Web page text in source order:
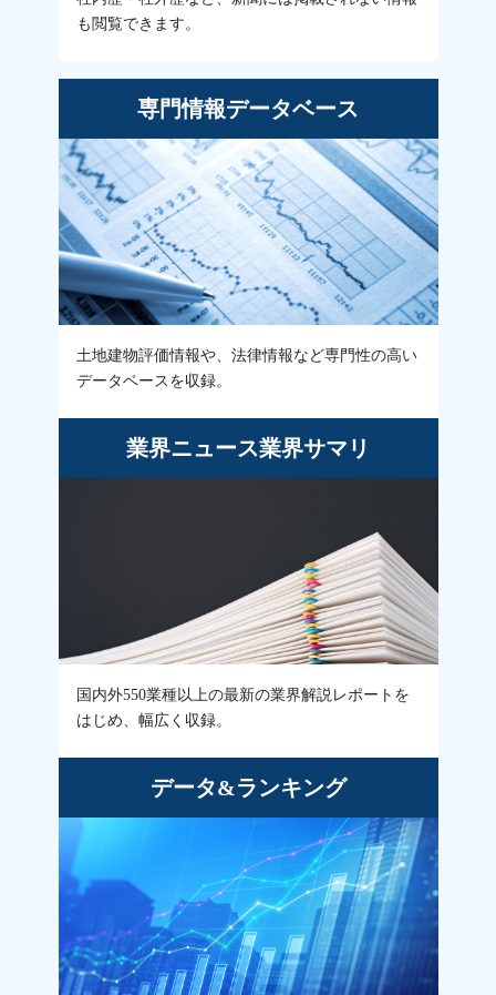
も閲覧できます。
専門情報データベース
土地建物評価情報や、法律情報など専門性の高い
データベースを収録。
業界ニュース業界サマリ
国内外550業種以上の最新の業界解説レポートを
はじめ、幅広く収録。
データ&ランキング